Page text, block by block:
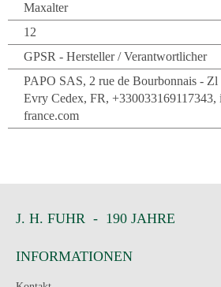
Maxalter
12
GPSR - Hersteller / Verantwortlicher
PAPO SAS, 2 rue de Bourbonnais - Zl
Evry Cedex, FR, +330033169117343,
france.com
J. H. FUHR - 190 JAHRE
INFORMATIONEN